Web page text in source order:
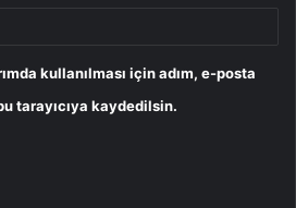
kullanılması için adım, e-posta
tarayıcıya kaydedilsin.